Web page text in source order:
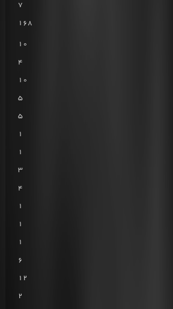
7
168
10
4
10
5
5
1
1
3
4
1
1
1
6
12
2